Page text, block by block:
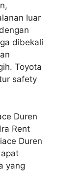
luar
dibekali
Toyota
safety
Duren
Rent
Duren
yang